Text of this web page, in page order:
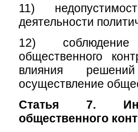
11)
деятельности
12) соблюдение
общественного
влияния
осуществление
Статья 7.
общественного